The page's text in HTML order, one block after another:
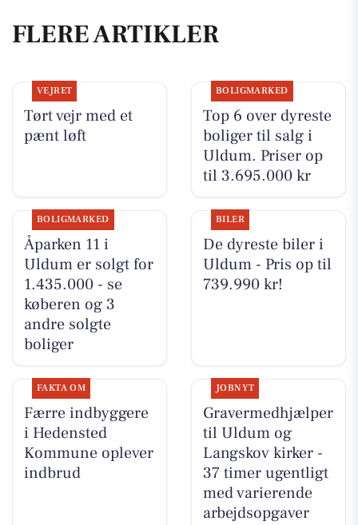
FLERE ARTIKLER
VEJRET
Tørt vejr med et
pænt løft
BOLIGMARKED
Top 6 over dyreste
boliger til salg i
Uldum. Priser op
til 3.695.000 kr
BOLIGMARKED
Åparken 11 i
Uldum er solgt for
1.435.000 - se
køberen og 3
andre solgte
boliger
BILER
De dyreste biler i
Uldum - Pris op til
739.990 kr!
FAKTA OM
Færre indbyggere
i Hedensted
Kommune oplever
indbrud
JOBNYT
Gravermedhjælper
til Uldum og
Langskov kirker -
37 timer ugentligt
med varierende
arbejdsopgaver